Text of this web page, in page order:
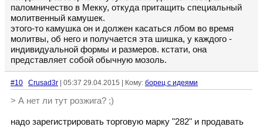
паломничество в Мекку, откуда притащить специальный
молитвенный камушек.
этого-то камушка он и должен касаться лбом во время
молитвы, об него и получается эта шишка, у каждого -
индивидуальной формы и размеров. кстати, она
представляет собой обычную мозоль.
#10 Crusad3r | 05:37 29.04.2015 | Кому: борец с идеями
> А нет ли тут розжига? ;)
надо зарегистрировать торговую марку "282" и продавать